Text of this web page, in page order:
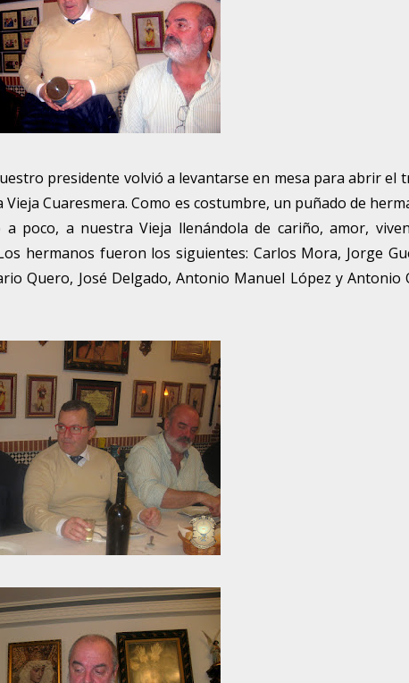
presidente volvió a levantarse en mesa para abrir el
Cuaresmera. Como es costumbre, un puñado de
poco, a nuestra Vieja llenándola de cariño, amor,
hermanos fueron los siguientes: Carlos Mora, Jorge
Quero, José Delgado, Antonio Manuel López y Antonio